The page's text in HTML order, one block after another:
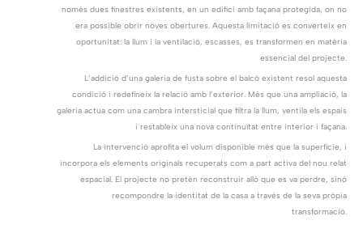
només dues finestres existents, en un edifici amb façana protegida, on no
era possible obrir noves obertures. Aquesta limitació es converteix en
oportunitat: la llum i la ventilació, escasses, es transformen en matèria
essencial del projecte.
L’addició d’una galeria de fusta sobre el balcó existent resol aquesta
condició i redefineix la relació amb l’exterior. Més que una ampliació, la
galeria actua com una cambra intersticial que filtra la llum, ventila els espais
i restableix una nova continuïtat entre interior i façana.
La intervenció aprofita el volum disponible més que la superfície, i
incorpora els elements originals recuperats com a part activa del nou relat
espacial. El projecte no pretén reconstruir allò que es va perdre, sinó
recompondre la identitat de la casa a través de la seva pròpia
transformació.